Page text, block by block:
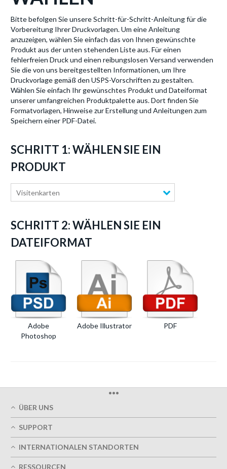
Bitte befolgen Sie unsere Schritt-für-Schritt-Anleitung für die
Vorbereitung Ihrer Druckvorlagen. Um eine Anleitung
anzuzeigen, wählen Sie einfach das von Ihnen gewünschte
Produkt aus der unten stehenden Liste aus. Für einen
fehlerfreien Druck und einen reibungslosen Versand verwenden
Sie die von uns bereitgestellten Informationen, um Ihre
Druckvorlage gemäß den USPS-Vorschriften zu gestalten.
Wählen Sie einfach Ihr gewünschtes Produkt und Dateiformat
unserer umfangreichen Produktpalette aus. Dort finden Sie
Formatvorlagen, Hinweise zur Erstellung und Anleitungen zum
Speichern einer PDF-Datei.
SCHRITT 1: WÄHLEN SIE EIN
PRODUKT
Visitenkarten
SCHRITT 2: WÄHLEN SIE EIN
DATEIFORMAT
Adobe
Photoshop
Adobe Illustrator PDF
•••
ÜBER UNS
Über uns
Termingerechte Lieferung
Grün
SUPPORT
Mein Benutzerkonto
FAQs
INTERNATIONALEN STANDORTEN
Östereich
RESSOURCEN